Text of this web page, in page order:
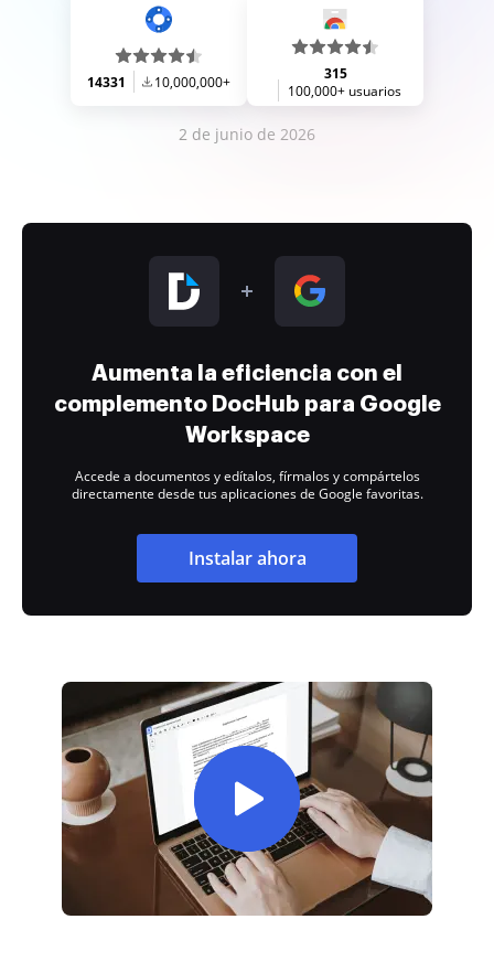
14331 10,000,000+
315
100,000+ usuarios
2 de junio de 2026
Aumenta la eficiencia con el
complemento DocHub para Google
Workspace
Accede a documentos y edítalos, fírmalos y compártelos
directamente desde tus aplicaciones de Google favoritas.
Instalar ahora